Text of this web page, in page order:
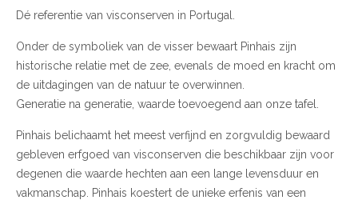
Dé referentie van visconserven in Portugal.
Onder de symboliek van de visser bewaart Pinhais zijn
historische relatie met de zee, evenals de moed en kracht om
de uitdagingen van de natuur te overwinnen.
Generatie na generatie, waarde toevoegend aan onze tafel.
Pinhais belichaamt het meest verfijnd en zorgvuldig bewaard
gebleven erfgoed van visconserven die beschikbaar zijn voor
degenen die waarde hechten aan een lange levensduur en
vakmanschap. Pinhais koestert de unieke erfenis van een